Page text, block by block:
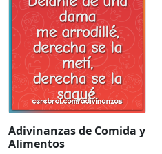
Adivinanzas de Comida y
Alimentos